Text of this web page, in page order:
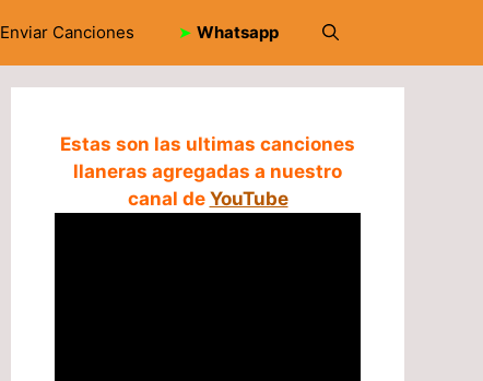
Enviar Canciones ➤ Whatsapp
Estas son las ultimas canciones
llaneras agregadas a nuestro
canal de YouTube